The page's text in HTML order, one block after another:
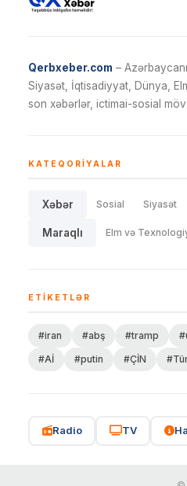
Qerbxeber.com –
Siyasət, İqtisadiyyat, Dünya,
son xəbərlər, ictimai-sosial
KATEQORIYALAR
Xəbər Sosial Siyasət
Maraqlı Elm və
ETIKETLƏR
#iran #abş #tramp
#Aİ
#putin #ÇİN
Radio TV